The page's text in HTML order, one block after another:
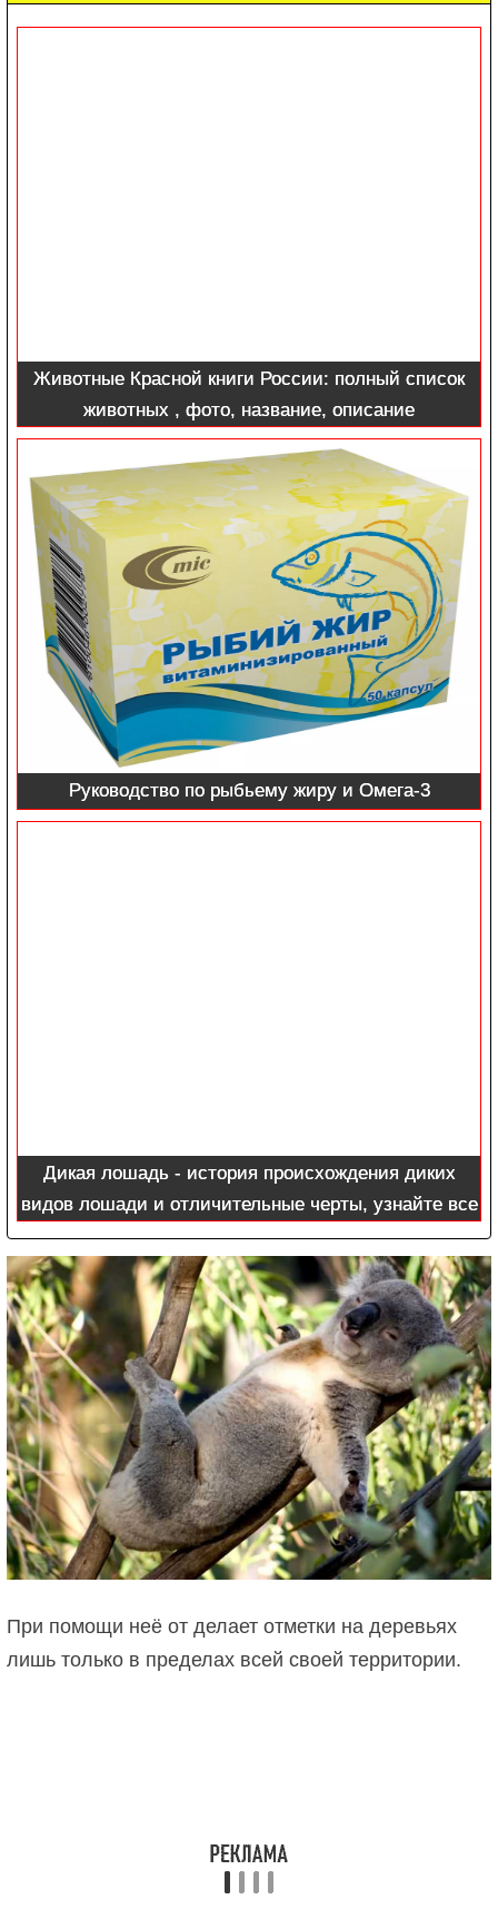
Животные Красной книги России: полный список
животных , фото, название, описание
Руководство по рыбьему жиру и Омега-3
Дикая лошадь - история происхождения диких
видов лошади и отличительные черты, узнайте все
в обзоре с фото и видео!
При помощи неё от делает отметки на деревьях
лишь только в пределах всей своей территории.